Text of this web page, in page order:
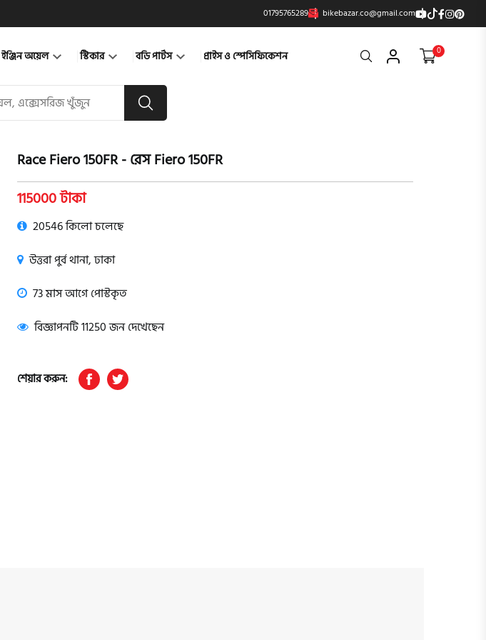
01795765289 bikebazar.co@gmail.com
ইঞ্জিন অয়েল স্টিকার বডি পার্টস প্রাইস ও স্পেসিফিকেশন Search 0
product view
Race Fiero 150FR - রেস Fiero 150FR
115000 টাকা
20546 কিলো চলেছে
উত্তরা পুর্ব থানা, ঢাকা
73 মাস আগে পোস্টকৃত
বিজ্ঞাপনটি 11250 জন দেখেছেন
শেয়ার করুন: